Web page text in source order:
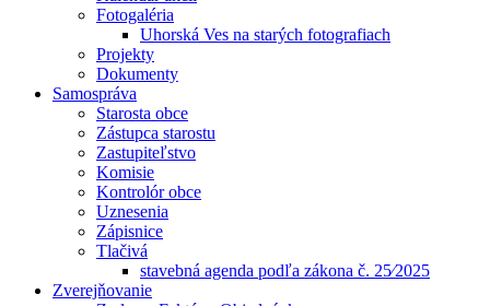
Fotogaléria
Uhorská Ves na starých fotografiach
Projekty
Dokumenty
Samospráva
Starosta obce
Zástupca starostu
Zastupiteľstvo
Komisie
Kontrolór obce
Uznesenia
Zápisnice
Tlačivá
stavebná agenda podľa zákona č. 25⁄2025
Zverejňovanie